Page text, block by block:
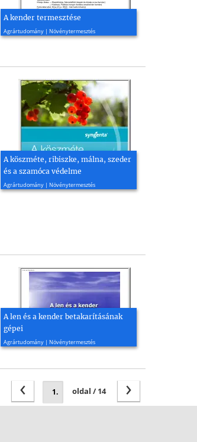
A kender termesztése
Agrártudomány | Növénytermesztés
2007, 8 oldal
A köszméte, ribiszke, málna, szeder
és a szamóca védelme
Agrártudomány | Növénytermesztés
2014, 6 oldal
A len és a kender betakarításának
gépei
Agrártudomány | Növénytermesztés
2014, 32 oldal
›
oldal / 14
‹